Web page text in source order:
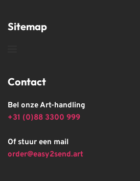
Sitemap
Contact
Bel onze Art-handling
+31 (0)88 3300 999
Of stuur een mail
order@easy2send.art